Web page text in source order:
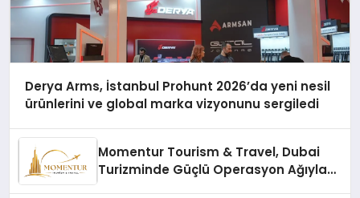
Derya Arms, İstanbul Prohunt 2026’da yeni nesil
ürünlerini ve global marka vizyonunu sergiledi
Momentur Tourism & Travel, Dubai
Turizminde Güçlü Operasyon Ağıyla